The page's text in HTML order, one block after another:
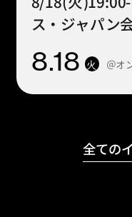
ス・ジャパン
8.18 火 ＠オ
全ての